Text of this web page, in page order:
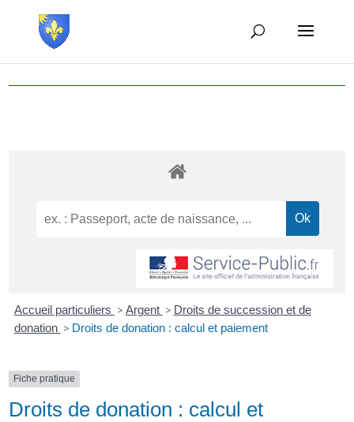
Accueil particuliers > Argent > Droits de succession et de
donation > Droits de donation : calcul et paiement
Fiche pratique
Droits de donation : calcul et